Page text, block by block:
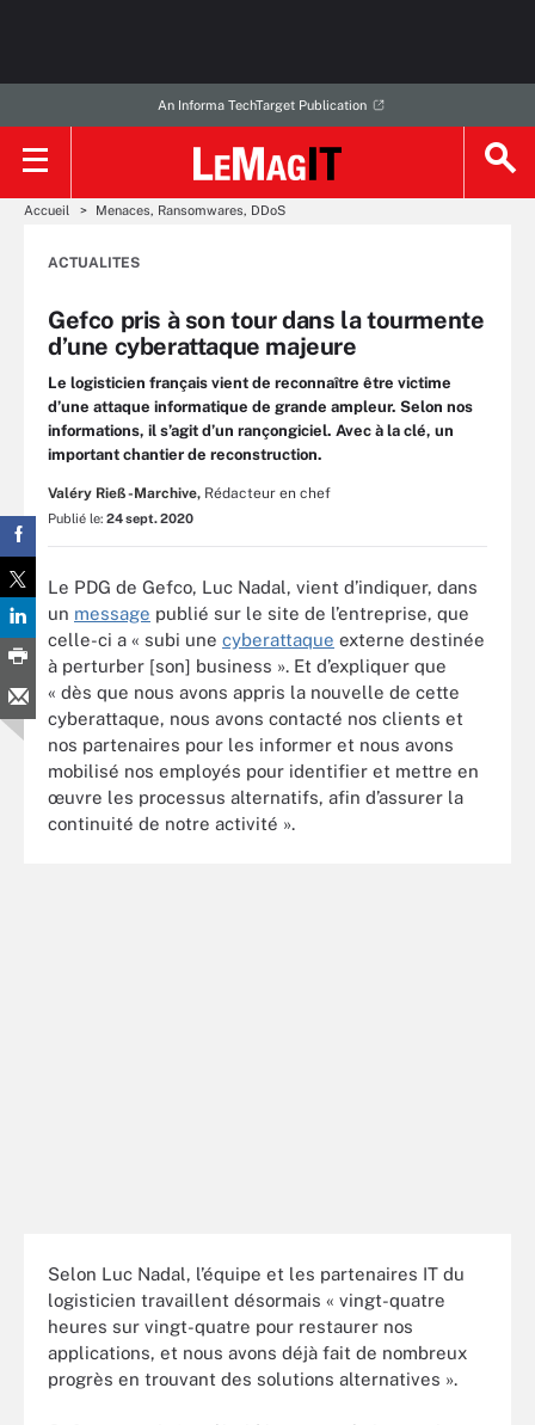
An Informa TechTarget Publication
Accueil Menaces, Ransomwares, DDoS
ACTUALITES
Gefco pris à son tour dans la tourmente
d’une cyberattaque majeure
Le logisticien français vient de reconnaître être victime
d’une attaque informatique de grande ampleur. Selon nos
informations, il s’agit d’un rançongiciel. Avec à la clé, un
important chantier de reconstruction.
Valéry Rieß-Marchive, Rédacteur en chef
Publié le: 24 sept. 2020
Le PDG de Gefco, Luc Nadal, vient d’indiquer, dans
un message publié sur le site de l’entreprise, que
celle-ci a « subi une cyberattaque externe destinée
à perturber [son] business ». Et d’expliquer que
« dès que nous avons appris la nouvelle de cette
cyberattaque, nous avons contacté nos clients et
nos partenaires pour les informer et nous avons
mobilisé nos employés pour identifier et mettre en
œuvre les processus alternatifs, afin d’assurer la
continuité de notre activité ».
Selon Luc Nadal, l’équipe et les partenaires IT du
logisticien travaillent désormais « vingt-quatre
heures sur vingt-quatre pour restaurer nos
applications, et nous avons déjà fait de nombreux
progrès en trouvant des solutions alternatives ».